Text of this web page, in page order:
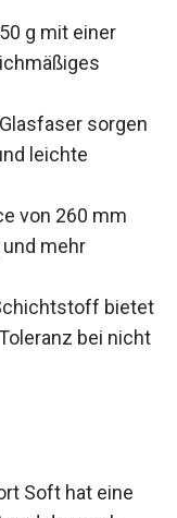
g mit einer
und
von 260 mm
mehr
Toleranz
Soft hat eine